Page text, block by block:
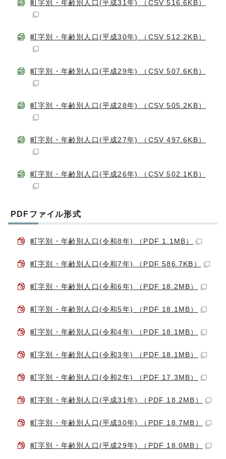
町字別・年齢別人口(平成31年) （CSV 516.6KB）
町字別・年齢別人口(平成30年) （CSV 512.2KB）
町字別・年齢別人口(平成29年) （CSV 507.6KB）
町字別・年齢別人口(平成28年) （CSV 505.2KB）
町字別・年齢別人口(平成27年) （CSV 497.6KB）
町字別・年齢別人口(平成26年) （CSV 502.1KB）
PDFファイル形式
町字別・年齢別人口(令和8年) （PDF 1.1MB）
町字別・年齢別人口(令和7年) （PDF 586.7KB）
町字別・年齢別人口(令和6年) （PDF 18.2MB）
町字別・年齢別人口(令和5年) （PDF 18.1MB）
町字別・年齢別人口(令和4年) （PDF 18.1MB）
町字別・年齢別人口(令和3年) （PDF 18.1MB）
町字別・年齢別人口(令和2年) （PDF 17.3MB）
町字別・年齢別人口(平成31年) （PDF 18.2MB）
町字別・年齢別人口(平成30年) （PDF 18.7MB）
町字別・年齢別人口(平成29年) （PDF 18.0MB）